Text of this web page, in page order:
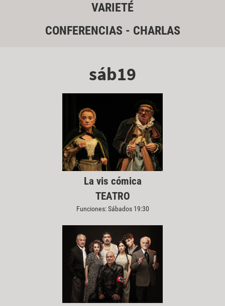
VARIETÉ
CONFERENCIAS - CHARLAS
sáb19
La vis cómica
TEATRO
Funciones: Sábados 19:30